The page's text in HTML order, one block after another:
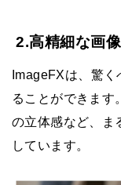
2.高精細な画像
ImageFXは、驚
ることができます
の立体感など、ま
しています。